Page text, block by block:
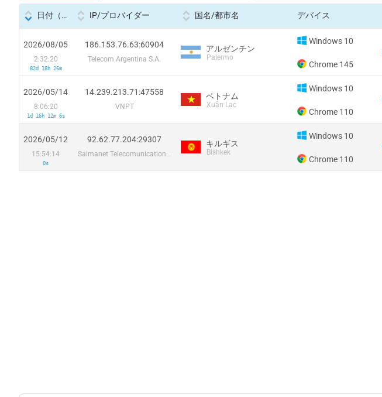
日付（Datetime IP/プロバイダー 国名/都市名 デバイス
2026/08/05
2:32:20
82d 18h 26m
186.153.76.63:60904
Telecom Argentina S.A.
アルゼンチン
Palermo
Windows 10
Chrome 145
2026/05/14
8:06:20
1d 16h 12m 6s
14.239.213.71:47558
VNPT
ベトナム
Xuân Lạc
Windows 10
Chrome 110
2026/05/12
15:54:14
0s
92.62.77.204:29307
Saimanet Telecomunications CJSC
キルギス
Bishkek
Windows 10
Chrome 110